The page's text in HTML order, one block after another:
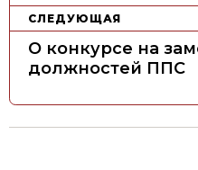
и
г
СЛЕДУЮЩАЯ
О конкурсе на
должностей ППС